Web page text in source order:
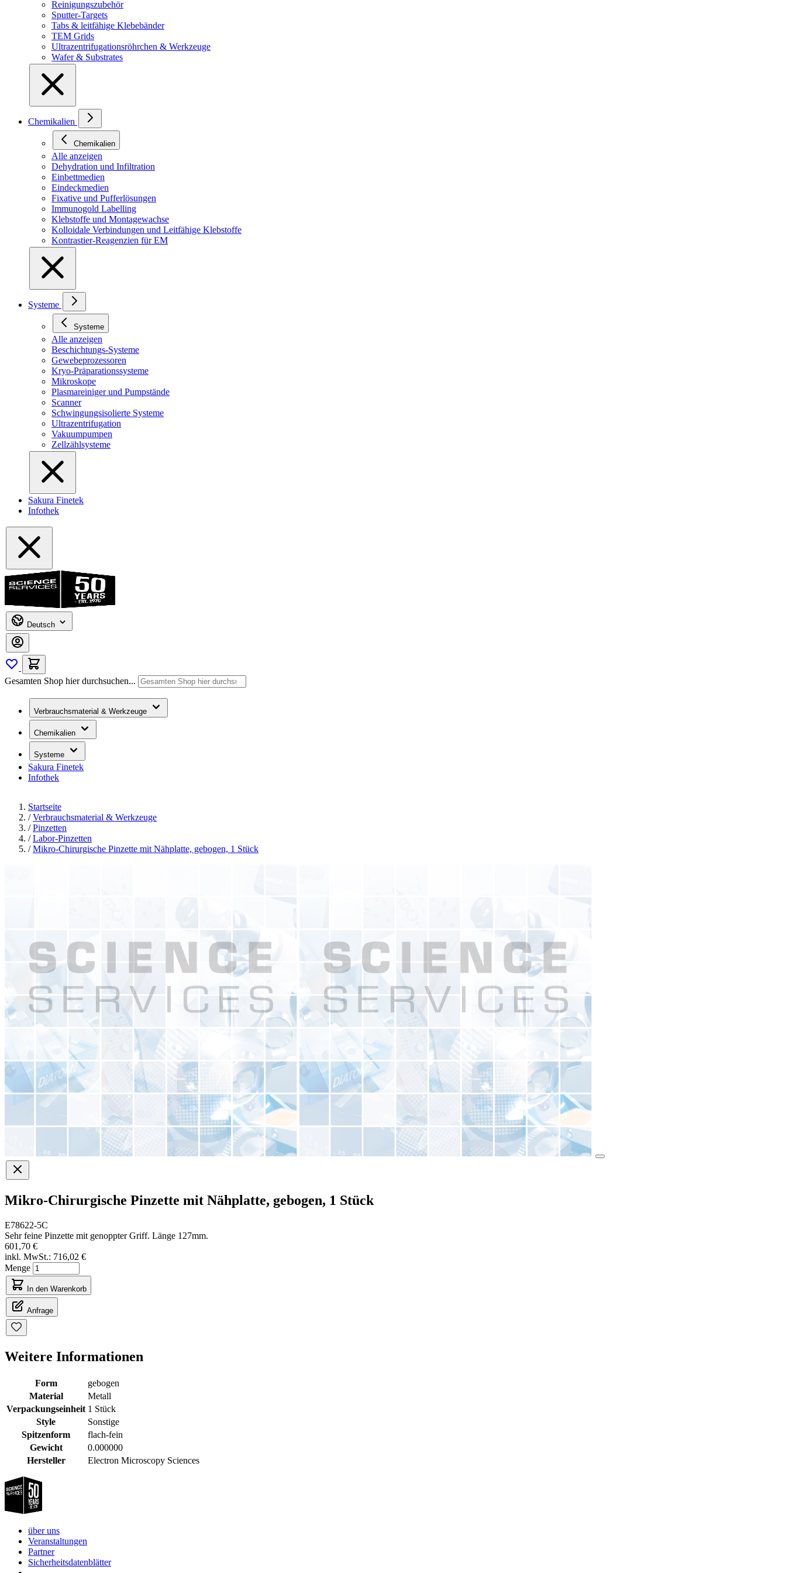
Reinigungszubehör
Sputter-Targets
Tabs & leitfähige Klebebänder
TEM Grids
Ultrazentrifugationsröhrchen & Werkzeuge
Wafer & Substrates
Chemikalien
Chemikalien
Alle anzeigen
Dehydration und Infiltration
Einbettmedien
Eindeckmedien
Fixative und Pufferlösungen
Immunogold Labelling
Klebstoffe und Montagewachse
Kolloidale Verbindungen und Leitfähige Klebstoffe
Kontrastier-Reagenzien für EM
Systeme
Systeme
Alle anzeigen
Beschichtungs-Systeme
Gewebeprozessoren
Kryo-Präparationssysteme
Mikroskope
Plasmareiniger und Pumpstände
Scanner
Schwingungsisolierte Systeme
Ultrazentrifugation
Vakuumpumpen
Zellzählsysteme
Sakura Finetek
Infothek
Deutsch
Gesamten Shop hier durchsuchen...
Verbrauchsmaterial & Werkzeuge
Chemikalien
Systeme
Sakura Finetek
Infothek
Startseite
/ Verbrauchsmaterial & Werkzeuge
/ Pinzetten
/ Labor-Pinzetten
/ Mikro-Chirurgische Pinzette mit Nähplatte, gebogen, 1 Stück
Mikro-Chirurgische Pinzette mit Nähplatte, gebogen, 1 Stück
E78622-5C
Sehr feine Pinzette mit genoppter Griff. Länge 127mm.
601,70 €
inkl. MwSt.: 716,02 €
Menge
In den Warenkorb
Anfrage
Weitere Informationen
Form
gebogen
Material
Metall
Verpackungseinheit 1 Stück
Style
Sonstige
Spitzenform
flach-fein
Gewicht
0.000000
Hersteller
Electron Microscopy Sciences
über uns
Veranstaltungen
Partner
Sicherheitsdatenblätter